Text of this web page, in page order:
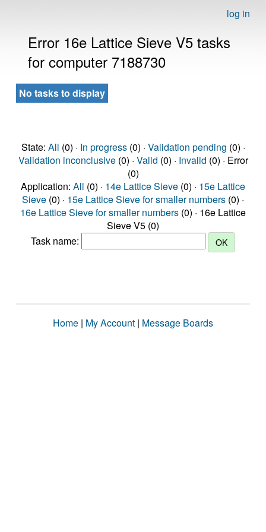
log in
Error 16e Lattice Sieve V5 tasks
for computer 7188730
No tasks to display
State: All (0) · In progress(0) · Validation pending (0) ·
Validation inconclusive(0) · Valid (0) · Invalid (0) · Error
(0)
Application: All (0) · 14e Lattice Sieve (0) · 15e Lattice
Sieve (0) · 15e Lattice Sieve for smaller numbers (0) ·
16e Lattice Sieve for smaller numbers (0) · 16e Lattice
Sieve V5 (0)
Task name:
Home | My Account | Message Boards